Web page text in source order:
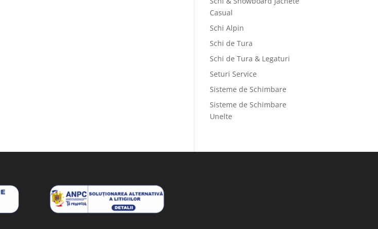
Casual
Schi Alpin
Schi de Tura
Schi de Tura & Legaturi
Seturi Service
Sisteme de Schimbare
Sisteme de Schimbare
Unelte